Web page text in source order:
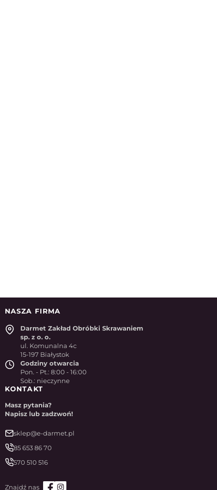
NASZA FIRMA
Darmet Zakład Obróbki Skrawaniem
sp. z o. o.
ul. Komunalna 4c
15-197 Białystok
Godziny otwarcia
Pon. - Pt.: 8:00 - 16:00
Sob.: nieczynne
KONTAKT
Masz pytania?
Napisz lub zadzwoń!
sklep@e-darmet.pl
85 653 86 70
570 510 516